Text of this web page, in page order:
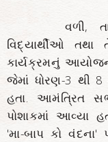
વળી,
વિદ્યાર્થીઓ
કાર્યક્રમનું
જેમાં ધોરણ-3 થી 8
હતા. આમંત્રિત
પોશાકમાં આવ્યા
'મા-બાપ કો વંદના'